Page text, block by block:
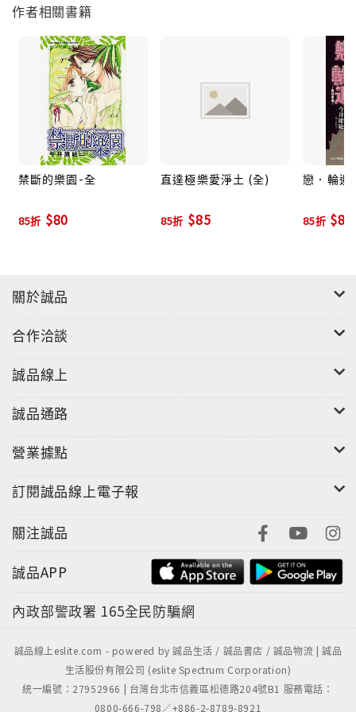
作者相關書籍
禁斷的樂園-全
85折 $80
直達極樂愛淨土 (全)
85折 $85
戀．輪迴
85折 $85
關於誠品
合作洽談
誠品線上
誠品通路
營業據點
訂閱誠品線上電子報
關注誠品
誠品APP
內政部警政署 165全民防騙網
誠品線上eslite.com - powered by 誠品生活 / 誠品書店 / 誠品物流 | 誠品
生活股份有限公司 (eslite Spectrum Corporation)
統一編號：27952966 | 台灣台北市信義區松德路204號B1 服務電話：
0800-666-798／+886-2-8789-8921